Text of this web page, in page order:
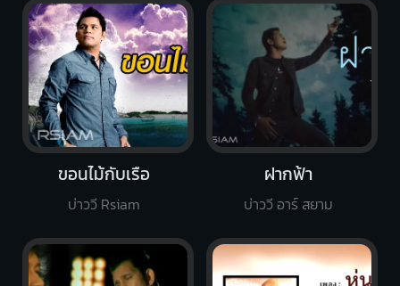
ขอนไม้กับเรือ
บ่าววี Rsiam
ฝากฟ้า
บ่าววี อาร์ สยาม